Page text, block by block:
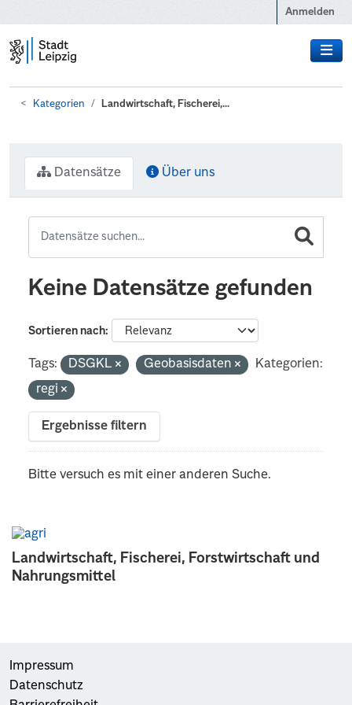
Anmelden
Kategorien Landwirtschaft, Fischerei,...
Landwirtschaft, Fischerei, Forstwirtschaft und
Nahrungsmittel
Datensätze Über uns
Keine Datensätze gefunden
Sortieren nach
Tags: DSGKL Geobasisdaten
Kategorien:
regi
Ergebnisse filtern
Bitte versuch es mit einer anderen Suche.
Impressum
Datenschutz